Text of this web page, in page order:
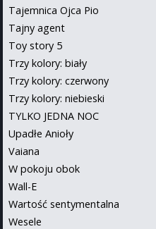
Tajemnica Ojca Pio
Tajny agent
Toy story 5
Trzy kolory: biały
Trzy kolory: czerwony
Trzy kolory: niebieski
TYLKO JEDNA NOC
Upadłe Anioły
Vaiana
W pokoju obok
Wall-E
Wartość sentymentalna
Wesele